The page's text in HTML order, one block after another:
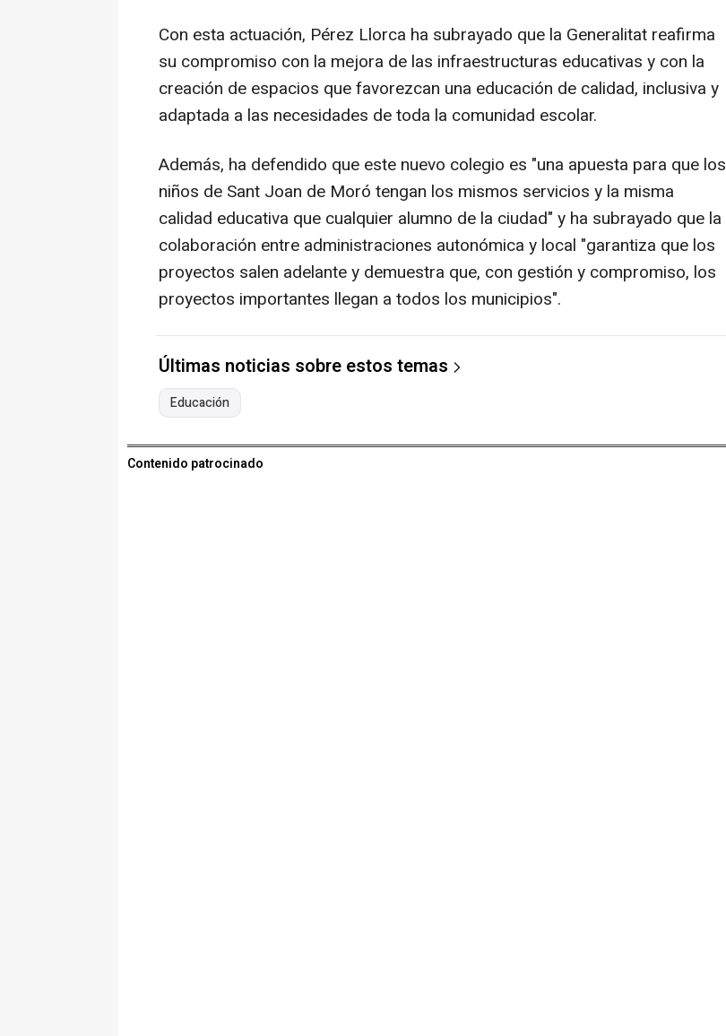
Con esta actuación, Pérez Llorca ha subrayado que la Generalitat reafirma
su compromiso con la mejora de las infraestructuras educativas y con la
creación de espacios que favorezcan una educación de calidad, inclusiva y
adaptada a las necesidades de toda la comunidad escolar.
Además, ha defendido que este nuevo colegio es "una apuesta para que los
niños de Sant Joan de Moró tengan los mismos servicios y la misma
calidad educativa que cualquier alumno de la ciudad" y ha subrayado que la
colaboración entre administraciones autonómica y local "garantiza que los
proyectos salen adelante y demuestra que, con gestión y compromiso, los
proyectos importantes llegan a todos los municipios".
Últimas noticias sobre estos temas
Educación
Contenido patrocinado